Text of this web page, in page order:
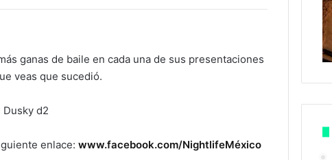
ganas de baile en cada una de sus presentaciones
veas que sucedió.
enlace: www.facebook.com/NightlifeMéxico